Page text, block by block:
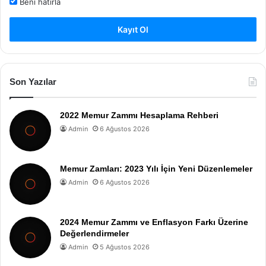
Kayıt Ol
Son Yazılar
2022 Memur Zammı Hesaplama Rehberi
Admin 6 Ağustos 2026
Memur Zamları: 2023 Yılı İçin Yeni Düzenlemeler
Admin 6 Ağustos 2026
2024 Memur Zammı ve Enflasyon Farkı Üzerine
Değerlendirmeler
Admin 5 Ağustos 2026